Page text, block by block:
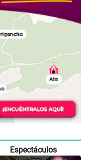
Espectáculos